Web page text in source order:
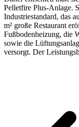
Pelletfire Plus-Anlage.
Industriestandard, das
m² große Restaurant
Fußbodenheizung, die
sowie die
versorgt. Der